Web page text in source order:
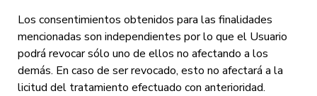
Los consentimientos obtenidos para las finalidades
mencionadas son independientes por lo que el Usuario
podrá revocar sólo uno de ellos no afectando a los
demás. En caso de ser revocado, esto no afectará a la
licitud del tratamiento efectuado con anterioridad.